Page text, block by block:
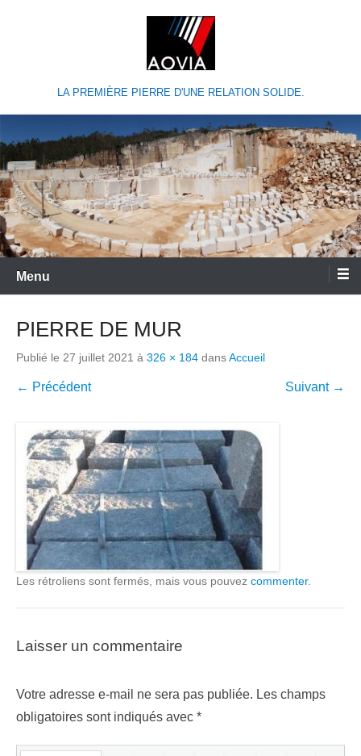
LA PREMIÈRE PIERRE D'UNE RELATION SOLIDE.
Menu
PIERRE DE MUR
Publié le 27 juillet 2021 à 326 × 184 dansAccueil
← Précédent Suivant →
Les rétroliens sont fermés, mais vous pouvez commenter.
Laisser un commentaire
Votre adresse e-mail ne sera pas publiée. Les champs
obligatoires sont indiqués avec *